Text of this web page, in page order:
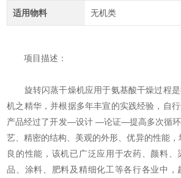
适用物料 无机类
项目描述：
旋转闪蒸干燥机应用于氨基酸干燥过程是
机之精华，并根据多年丰宣的实践经验，自
产品经过了开发—设计 —论证—提高多次循环
艺、精密的结构、美观的外形、优异的性能
良的性能，该机已广泛应用于农药、颜料、
品、涂料、肥料及精细化工等各行各业中，